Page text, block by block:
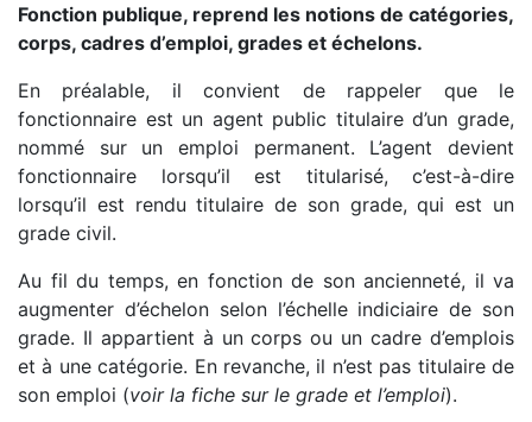
Fonction publique, reprend les notions de catégories,
corps, cadres d’emploi, grades et échelons.
En préalable, il convient de rappeler que le
fonctionnaire est un agent public titulaire d’un grade,
nommé sur un emploi permanent. L’agent devient
fonctionnaire lorsqu’il est titularisé, c’est-à-dire
lorsqu’il est rendu titulaire de son grade, qui est un
grade civil.
Au fil du temps, en fonction de son ancienneté, il va
augmenter d’échelon selon l’échelle indiciaire de son
grade. Il appartient à un corps ou un cadre d’emplois
et à une catégorie. En revanche, il n’est pas titulaire de
son emploi (voir la fiche sur le grade et l’emploi).